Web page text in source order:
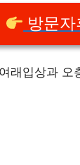
방문자
래입상과